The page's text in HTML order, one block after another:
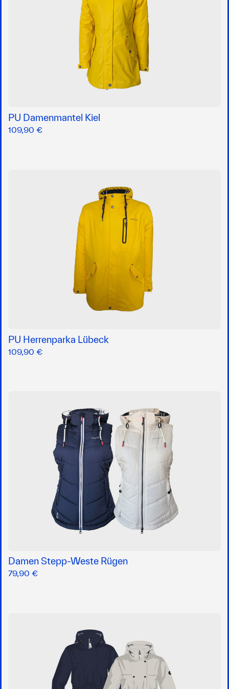
PU Damenmantel Kiel
109,90 €
PU Herrenparka Lübeck
109,90 €
Damen Stepp-Weste Rügen
79,90 €